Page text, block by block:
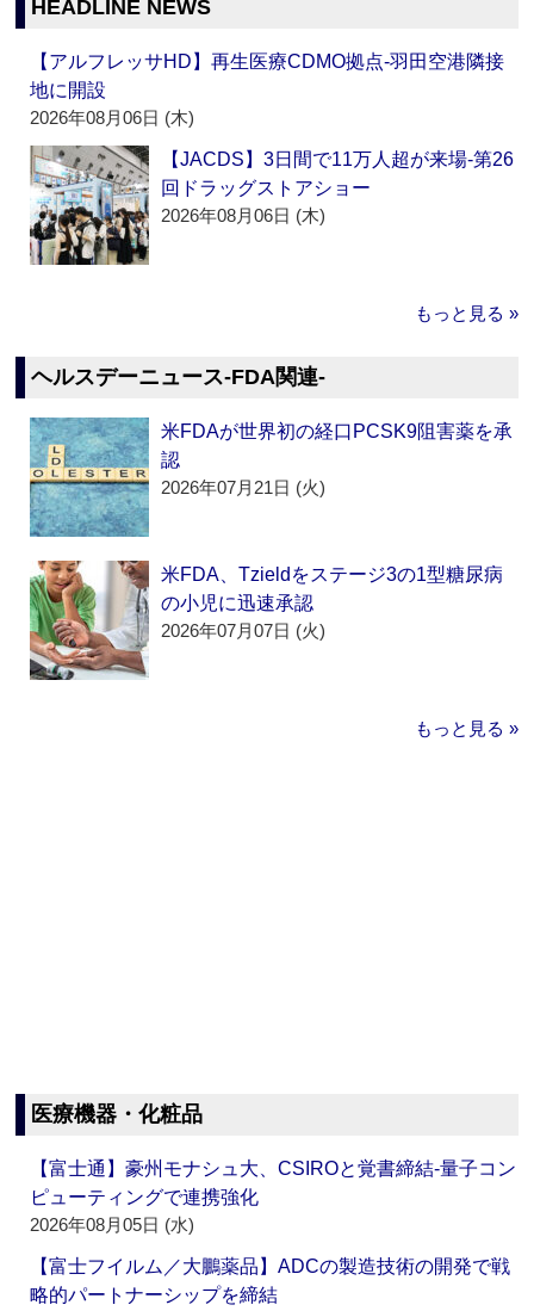
HEADLINE NEWS
【アルフレッサHD】再生医療CDMO拠点‐羽田空港隣接
地に開設
2026年08月06日 (木)
【JACDS】3日間で11万人超が来場‐第26
回ドラッグストアショー
2026年08月06日 (木)
もっと見る »
ヘルスデーニュース‐FDA関連‐
米FDAが世界初の経口PCSK9阻害薬を承
認
2026年07月21日 (火)
米FDA、Tzieldをステージ3の1型糖尿病
の小児に迅速承認
2026年07月07日 (火)
もっと見る »
医療機器・化粧品
【富士通】豪州モナシュ大、CSIROと覚書締結‐量子コン
ピューティングで連携強化
2026年08月05日 (水)
【富士フイルム／大鵬薬品】ADCの製造技術の開発で戦
略的パートナーシップを締結